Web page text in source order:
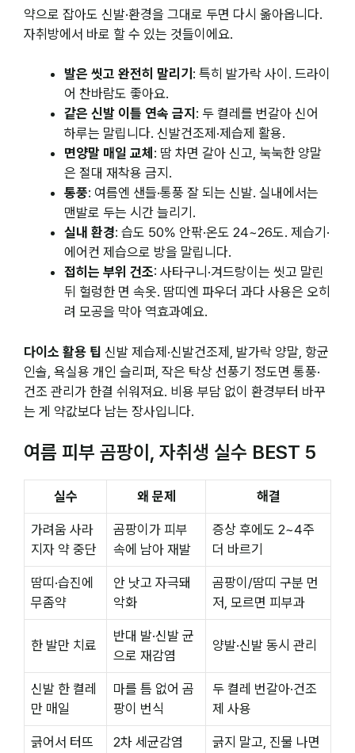
약으로 잡아도 신발·환경을 그대로 두면 다시 옮아옵니다.
자취방에서 바로 할 수 있는 것들이에요.
발은 씻고 완전히 말리기 : 특히 발가락 사이. 드라이
어 찬바람도 좋아요.
같은 신발 이틀 연속 금지 : 두 켤레를 번갈아 신어
하루는 말립니다. 신발건조제·제습제 활용.
면양말 매일 교체 : 땀 차면 갈아 신고, 눅눅한 양말
은 절대 재착용 금지.
통풍: 여름엔 샌들·통풍 잘 되는 신발. 실내에서는
맨발로 두는 시간 늘리기.
실내 환경: 습도 50% 안팎·온도 24~26도. 제습기·
에어컨 제습으로 방을 말립니다.
접히는 부위 건조: 사타구니·겨드랑이는 씻고 말린
뒤 헐렁한 면 속옷. 땀띠엔 파우더 과다 사용은 오히
려 모공을 막아 역효과예요.
다이소 활용 팁 신발 제습제·신발건조제, 발가락 양말, 항균
인솔, 욕실용 개인 슬리퍼, 작은 탁상 선풍기 정도면 통풍·
건조 관리가 한결 쉬워져요. 비용 부담 없이 환경부터 바꾸
는 게 약값보다 남는 장사입니다.
여름 피부 곰팡이, 자취생 실수 BEST 5
실수 왜 문제 해결
가려움 사라
지자 약 중단
곰팡이가 피부
속에 남아 재발
증상 후에도 2~4주
더 바르기
땀띠·습진에
무좀약
안 낫고 자극돼
악화
곰팡이/땀띠 구분 먼
저, 모르면 피부과
한 발만 치료
반대 발·신발 균
으로 재감염
양발·신발 동시 관리
신발 한 켤레
만 매일
마를 틈 없어 곰
팡이 번식
두 켤레 번갈아·건조
제 사용
긁어서 터뜨
2차 세균감염
긁지 말고, 진물 나면